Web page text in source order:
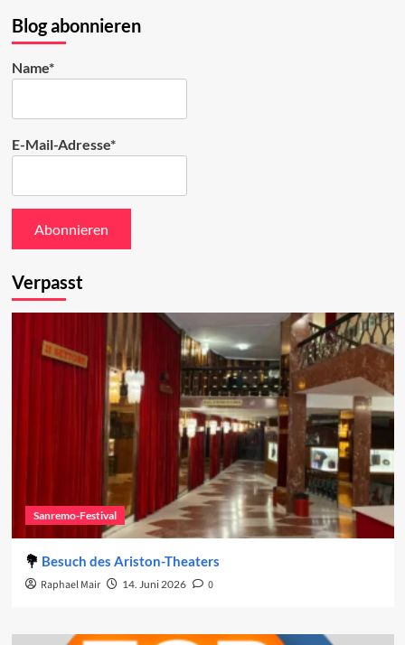
Bluesky
ansehen
Blog abonnieren
Name*
E-Mail-Adresse*
Verpasst
Sanremo-Festival
Besuch des Ariston-Theaters
Raphael Mair 14. Juni 2026 0